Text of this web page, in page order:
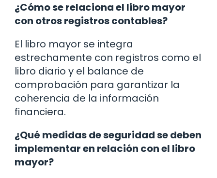
¿Cómo se relaciona el libro mayor
con otros registros contables?
El libro mayor se integra
estrechamente con registros como el
libro diario y el balance de
comprobación para garantizar la
coherencia de la información
financiera.
¿Qué medidas de seguridad se deben
implementar en relación con el libro
mayor?